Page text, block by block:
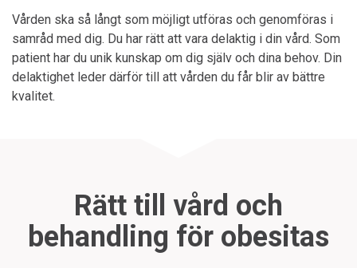
Vården ska så långt som möjligt utföras och genomföras i
samråd med dig. Du har rätt att vara delaktig i din vård. Som
patient har du unik kunskap om dig själv och dina behov. Din
delaktighet leder därför till att vården du får blir av bättre
kvalitet.
Rätt till vård och
behandling för obesitas